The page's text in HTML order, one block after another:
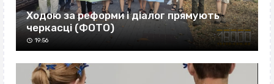
Ходою за реформи і діалог прямують
черкасці (ФОТО)
19:56